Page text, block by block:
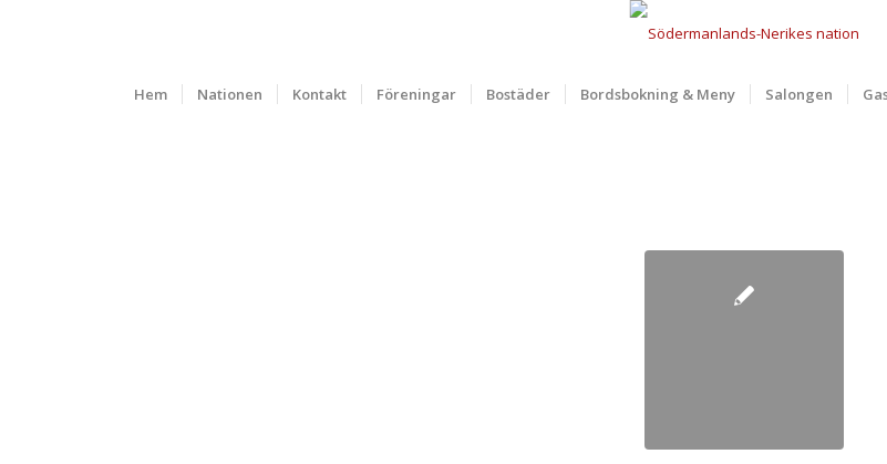
Hem Nationen Kontakt Föreningar Bostäder Bordsbokning & Meny Salongen